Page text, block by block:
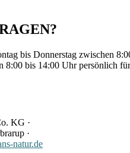
bis Donnerstag zwischen
8:00 bis 14:00 Uhr persönlich für
KG ·
·
natur.de